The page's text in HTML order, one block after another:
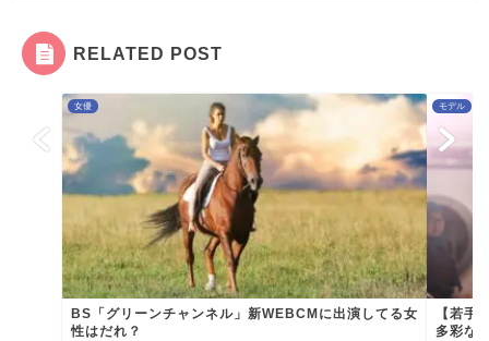
RELATED POST
女優
BS「グリーンチャンネル」新WEBCMに出演してる女
性はだれ？
モデル
【若手
多彩な